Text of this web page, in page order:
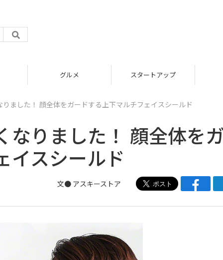
グルメ スタートアップ
ました！ 顔全体をガードする上下マルチフェイスシールド
なりました！ 顔全体を
イスシールド
文● アスキーストア